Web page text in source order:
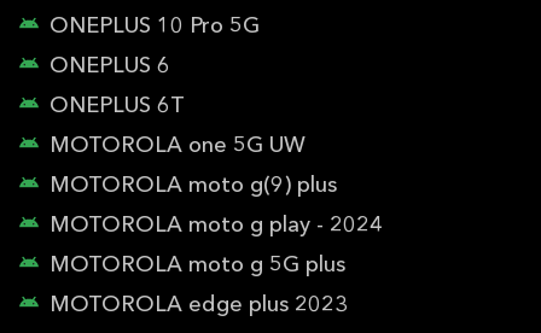
ONEPLUS 10 Pro 5G
ONEPLUS 6
ONEPLUS 6T
MOTOROLA one 5G UW
MOTOROLA moto g(9) plus
MOTOROLA moto g play - 2024
MOTOROLA moto g 5G plus
MOTOROLA edge plus 2023